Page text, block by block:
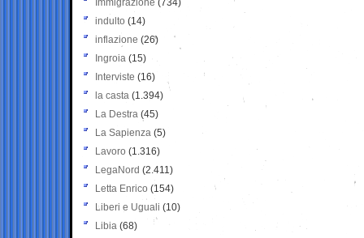
Immigrazione (734)
indulto (14)
inflazione (26)
Ingroia (15)
Interviste (16)
la casta (1.394)
La Destra (45)
La Sapienza (5)
Lavoro (1.316)
LegaNord (2.411)
Letta Enrico (154)
Liberi e Uguali (10)
Libia (68)